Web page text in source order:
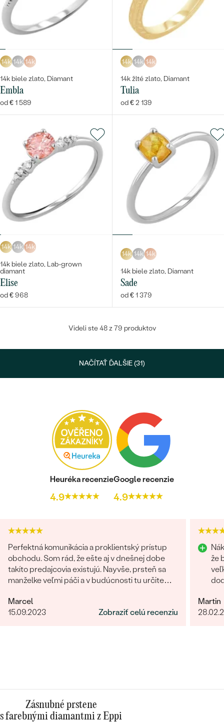
14k 14k 14k
14k biele zlato, Diamant
Embla
od € 1 589
14k 14k 14k
14k žlté zlato, Diamant
Tulia
od € 2 139
14k 14k 14k
14k biele zlato, Lab-grown
diamant
Elise
od € 968
14k 14k 14k
14k biele zlato, Diamant
Sade
od € 1 379
Videli ste 48 z 79 produktov
NAČÍTAŤ ĎALŠIE (31)
Heuréka recenzie
4.9
Google recenzie
4.9
Perfektná komunikácia a proklientský prístup
obchodu. Som rád, že ešte aj v dnešnej dobe
takíto predajcovia existujú. Nayvše, prsteň sa
manželke veľmi páči a v budúcnosti tu určite
Marcel
15.09.2023
Zobraziť celú recenziu
že
Martin
Zásnubné prstene
s farebnými diamantmi z Eppi